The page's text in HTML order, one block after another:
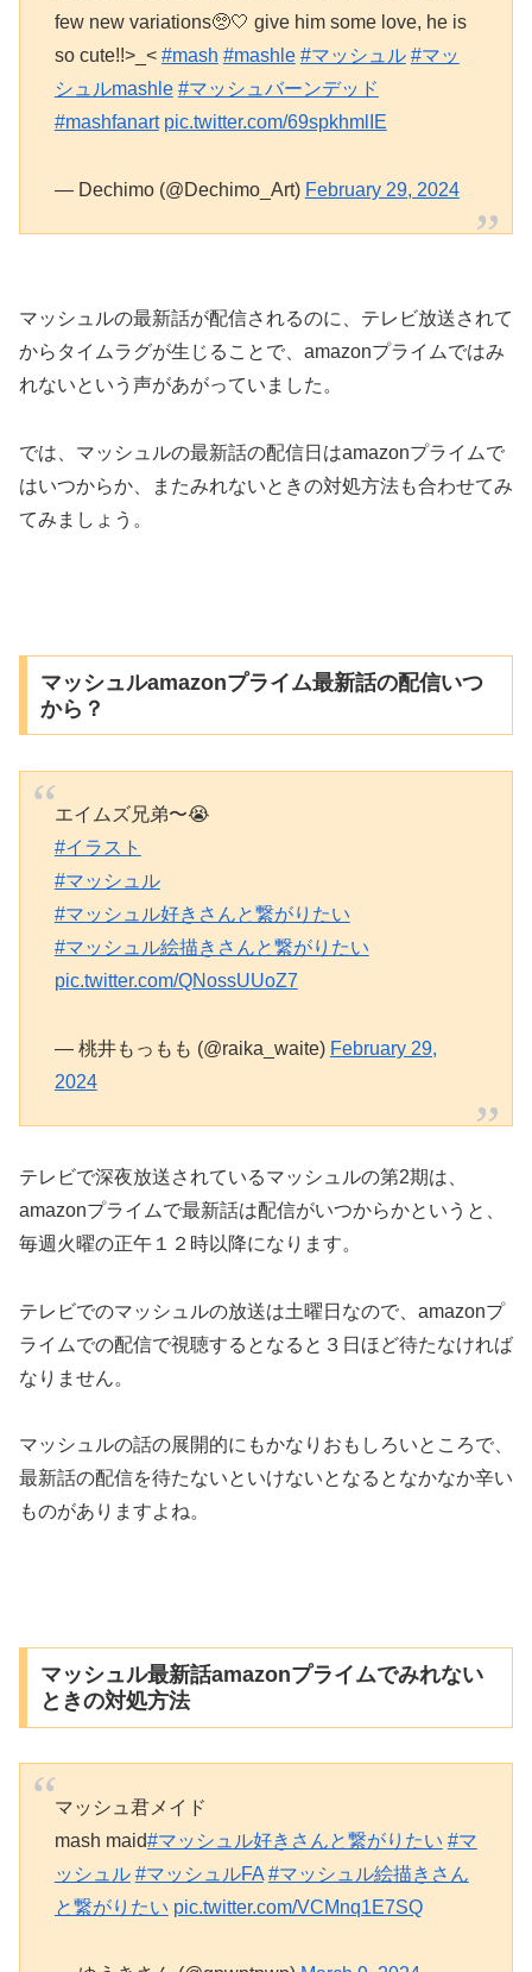
few new variations🥺🤍 give him some love, he is
so cute!!>_< #mash #mashle #マッシュル #マッ
シュルmashle #マッシュバーンデッド
#mashfanart pic.twitter.com/69spkhmlIE
— Dechimo (@Dechimo_Art) February 29, 2024
マッシュルの最新話が配信されるのに、テレビ放送されて
からタイムラグが生じることで、amazonプライムではみ
れないという声があがっていました。
では、マッシュルの最新話の配信日はamazonプライムで
はいつからか、またみれないときの対処方法も合わせてみ
てみましょう。
マッシュルamazonプライム最新話の配信いつ
から？
エイムズ兄弟〜😭
#イラスト
#マッシュル
#マッシュル好きさんと繋がりたい
#マッシュル絵描きさんと繋がりたい
pic.twitter.com/QNossUUoZ7
— 桃井もっもも (@raika_waite) February 29,
2024
テレビで深夜放送されているマッシュルの第2期は、
amazonプライムで最新話は配信がいつからかというと、
毎週火曜の正午１２時以降になります。
テレビでのマッシュルの放送は土曜日なので、amazonプ
ライムでの配信で視聴するとなると３日ほど待たなければ
なりません。
マッシュルの話の展開的にもかなりおもしろいところで、
最新話の配信を待たないといけないとなるとなかなか辛い
ものがありますよね。
マッシュル最新話amazonプライムでみれない
ときの対処方法
マッシュ君メイド
mash maid#マッシュル好きさんと繋がりたい #マ
ッシュル #マッシュルFA #マッシュル絵描きさん
と繋がりたい pic.twitter.com/VCMnq1E7SQ